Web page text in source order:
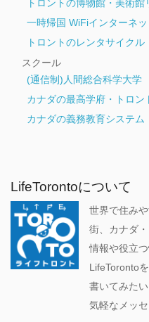
トロントの博物館・美術館
一時帰国 WiFiインターネッ
トロントのレンタサイク
スクール
(通信制)人間総合科学大学
カナダの最高学府・トロン
カナダの義務教育システム
LifeTorontoについて
世界で住み
街、カナダ
情報や役立
LifeToronto
書いてみた
気軽なメッ